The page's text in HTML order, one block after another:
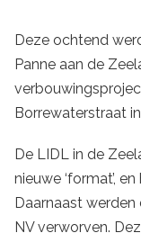
Deze ochtend
Panne aan de
Borrewaterstraat
De LIDL in de
nieuwe ‘format’,
Daarnaast
NV verworven.